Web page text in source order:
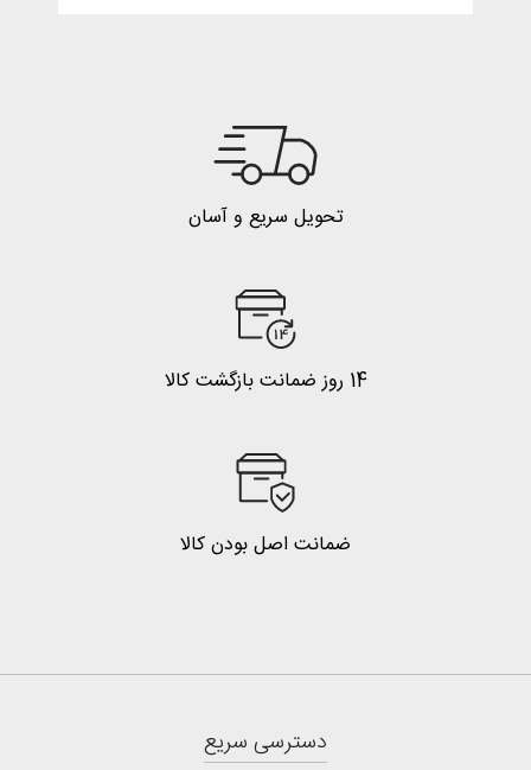
تحویل سریع و آسان
14 روز ضمانت بازگشت کالا
ضمانت اصل بودن کالا
دسترسی سریع